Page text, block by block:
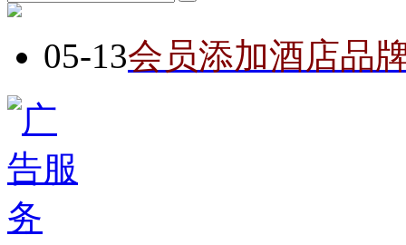
05-13会员添加酒店品